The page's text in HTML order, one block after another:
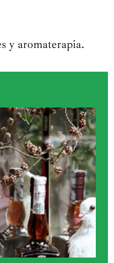
y aromaterapia.